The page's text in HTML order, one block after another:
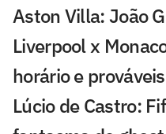
Aston Villa: João
Liverpool x
horário e
Lúcio de Castro: